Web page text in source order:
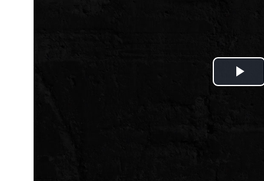
Play